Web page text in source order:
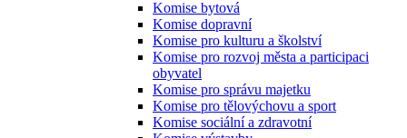
Komise bytová
Komise dopravní
Komise pro kulturu a školství
Komise pro rozvoj města a participaci
obyvatel
Komise pro správu majetku
Komise pro tělovýchovu a sport
Komise sociální a zdravotní